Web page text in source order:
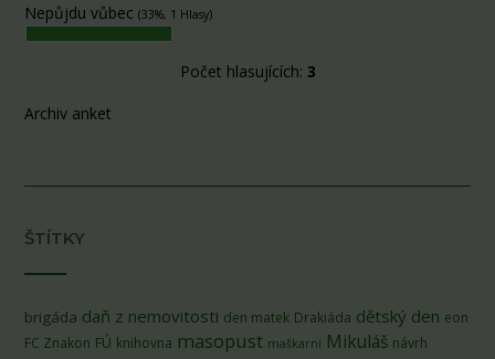
Nepůjdu vůbec (33%, 1 Hlasy)
Počet hlasujících: 3
Archiv anket
ŠTÍTKY
brigáda daň z nemovitosti den matek Drakiáda dětský den eon
FC Znakon FÚ knihovna masopust maškarní Mikuláš návrh